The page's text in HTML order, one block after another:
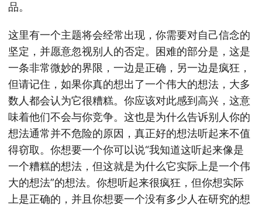
品。
这里有一个主题将会经常出现，你需要对自己信念的
坚定，并愿意忽视别人的否定。困难的部分是，这是
一条非常微妙的界限，一边是正确，另一边是疯狂，
但请记住，如果你真的想出了一个伟大的想法，大多
数人都会认为它很糟糕。你应该对此感到高兴，这意
味着他们不会与你竞争。这也是为什么告诉别人你的
想法通常并不危险的原因，真正好的想法听起来不值
得窃取。你想要一个你可以说“我知道这听起来像是
一个糟糕的想法，但这就是为什么它实际上是一个伟
大的想法”的想法。你想听起来很疯狂，但你想实际
上是正确的，并且你想要一个没有多少人在研究的想